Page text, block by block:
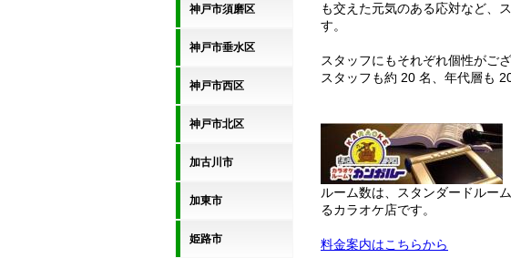
神戸市須磨区
神戸市垂水区
神戸市西区
神戸市北区
加古川市
加東市
姫路市
も交えた元気のある応対など、
す。
スタッフにもそれぞれ個性がご
スタッフも約 20 名、年代層も
ルーム数は、スタンダードルー
るカラオケ店です。
料金案内はこちらから